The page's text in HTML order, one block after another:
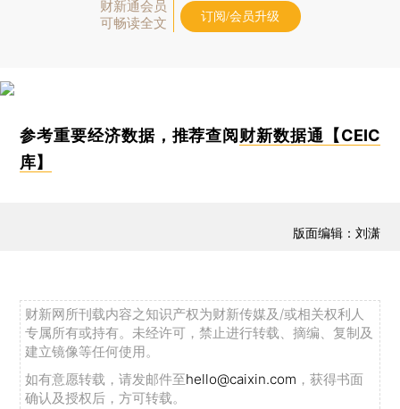
财新通会员
可畅读全文
订阅/会员升级
参考重要经济数据，推荐查阅 财新数据通【CEIC
库】
版面编辑：刘潇
财新网所刊载内容之知识产权为财新传媒及/或相关权利人
专属所有或持有。未经许可，禁止进行转载、摘编、复制及
建立镜像等任何使用。
如有意愿转载，请发邮件至hello@caixin.com ，获得书面
确认及授权后，方可转载。